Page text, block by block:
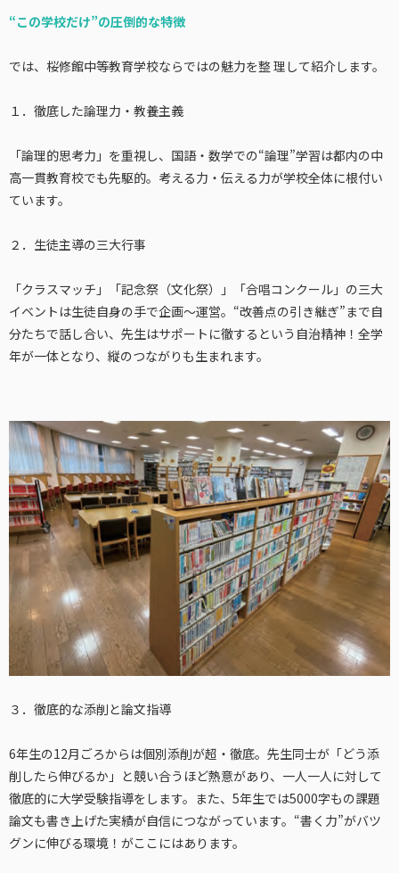
“この学校だけ”の圧倒的な特徴
では、桜修館中等教育学校ならではの魅力を整 理して紹介します。
１．徹底した論理力・教養主義
「論理的思考力」を重視し、国語・数学での“論理”学習は都内の中
高一貫教育校でも先駆的。考える力・伝える力が学校全体に根付い
ています。
２．生徒主導の三大行事
「クラスマッチ」「記念祭（文化祭）」「合唱コンクール」の三大
イベントは生徒自身の手で企画～運営。“改善点の引き継ぎ”まで自
分たちで話し合い、先生はサポートに徹するという自治精神！全学
年が一体となり、縦のつながりも生まれます。
３．徹底的な添削と論文指導
6年生の12月ごろからは個別添削が超・徹底。先生同士が「どう添
削したら伸びるか」と競い合うほど熱意があり、一人一人に対して
徹底的に大学受験指導をします。また、5年生では5000字もの課題
論文も書き上げた実績が自信につながっています。“書く力”がバツ
グンに伸びる環境！がここにはあります。